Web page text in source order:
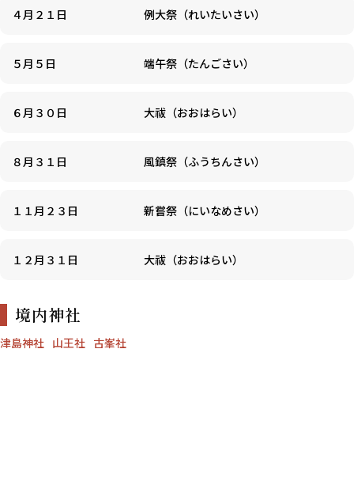
４月２１日 例大祭（れいたいさい）
５月５日 端午祭（たんごさい）
６月３０日 大祓（おおはらい）
８月３１日 風鎮祭（ふうちんさい）
１１月２３日 新嘗祭（にいなめさい）
１２月３１日 大祓（おおはらい）
境内神社
津島神社 山王社 古峯社